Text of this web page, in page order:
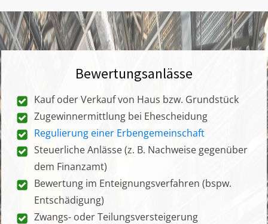
Bewertungsanlässe
Kauf oder Verkauf von Haus bzw. Grundstück
Zugewinnermittlung bei Ehescheidung
Regulierung einer Erbengemeinschaft
Steuerliche Anlässe (z. B. Nachweise gegenüber
dem Finanzamt)
Bewertung im Enteignungsverfahren (bspw.
Entschädigung)
Zwangs- oder Teilungsversteigerung